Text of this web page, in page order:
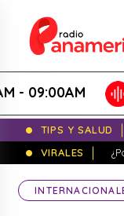
TIPS Y SALUD
VIRALES